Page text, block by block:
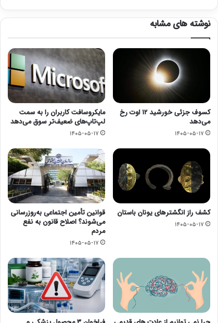
نوشته های مشابه
کسوف جزئی خورشید ۱۲ اوت رخ
می‌دهد
۱۴۰۵-۰۵-۱۷
مایکروسافت کاربران را به سمت
لپ‌تاپ‌های ضعیف‌تر سوق می‌دهد
۱۴۰۵-۰۵-۱۷
کشف راز انگشترهای یونان باستان
۱۴۰۵-۰۵-۱۷
قوانین تأمین اجتماعی به‌روزرسانی
می‌شوند؟ اصلاح قانون به نفع
مردم
۱۴۰۵-۰۵-۱۷